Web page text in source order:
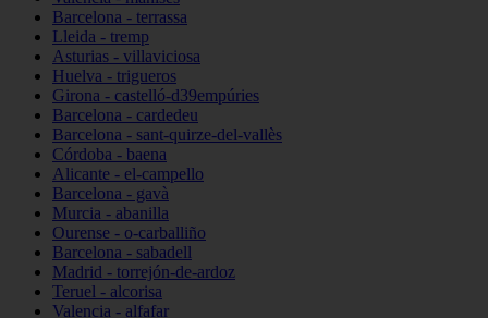
Barcelona - terrassa
Lleida - tremp
Asturias - villaviciosa
Huelva - trigueros
Girona - castelló-d39empúries
Barcelona - cardedeu
Barcelona - sant-quirze-del-vallès
Córdoba - baena
Alicante - el-campello
Barcelona - gavà
Murcia - abanilla
Ourense - o-carballiño
Barcelona - sabadell
Madrid - torrejón-de-ardoz
Teruel - alcorisa
Valencia - alfafar